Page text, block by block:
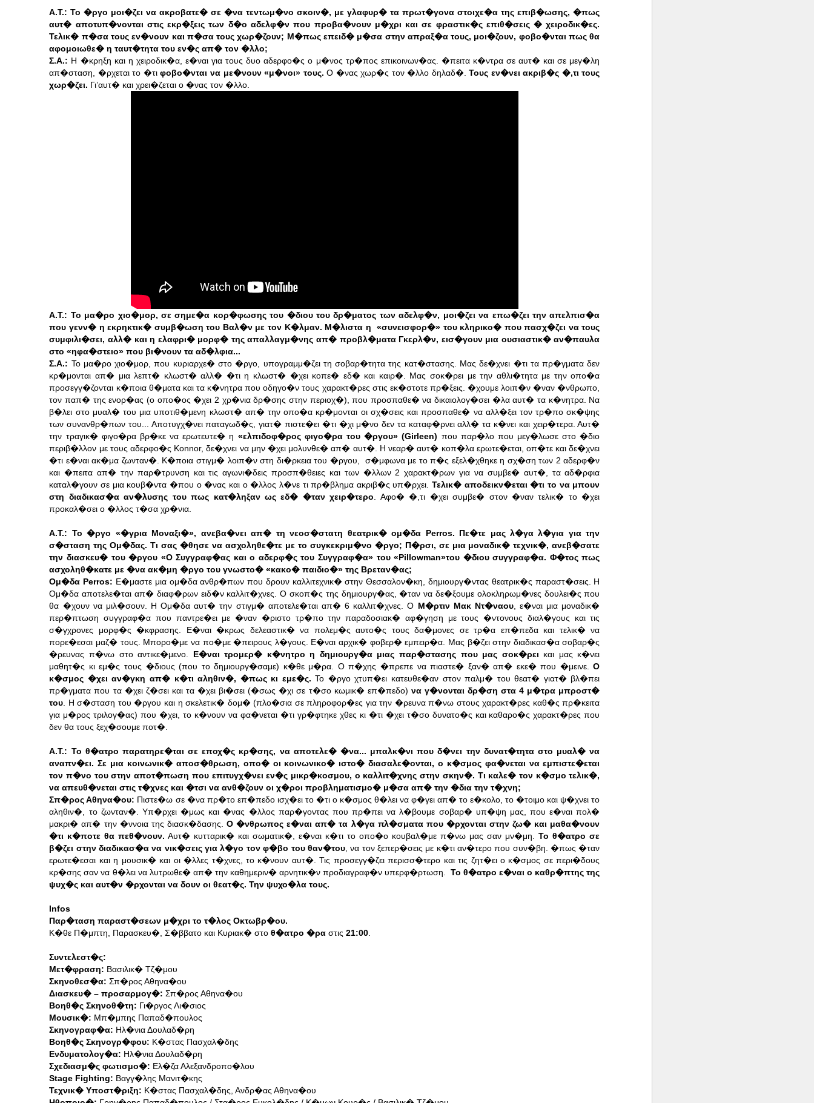
Α.Τ.: Το �ργο μοι�ζει να ακροβατε� σε �να τεντωμ�νο σκοιν�, με γλαφυρ� τα πρωτ�γονα στοιχε�α της επιβ�ωσης, �πως
αυτ� αποτυπ�νονται στις εκρ�ξεις των δ�ο αδελφ�ν που προβα�νουν μ�χρι και σε φραστικ�ς επιθ�σεις � χειροδικ�ες.
Τελικ� π�σα τους εν�νουν και π�σα τους χωρ�ζουν; Μ�πως επειδ� μ�σα στην απραξ�α τους, μοι�ζουν, φοβο�νται πως θα
αφομοιωθε� η ταυτ�τητα του εν�ς απ� τον �λλο;
Σ.Α.: Η �κρηξη και η χειροδικ�α, ε�ναι για τους δυο αδερφο�ς ο μ�νος τρ�πος επικοινων�ας. �πειτα κ�ντρα σε αυτ� και σε μεγ�λη
απ�σταση, �ρχεται το �τιφοβο�νται να με�νουν «μ�νοι» τους. Ο �νας χωρ�ς τον �λλο δηλαδ�.Τους εν�νει ακριβ�ς �,τι τους
χωρ�ζει. Γι’αυτ� και χρει�ζεται ο �νας τον �λλο.
Α.Τ.: Το μα�ρο χιο�μορ, σε σημε�α κορ�φωσης του �διου του δρ�ματος των αδελφ�ν, μοι�ζει να επω�ζει την απελπισ�α
που γενν� η εκρηκτικ� συμβ�ωση του Βαλ�ν με τον Κ�λμαν. Μ�λιστα η
«συνεισφορ�»του κληρικο� που πασχ�ζει να τους
συμφιλι�σει, αλλ� και η ελαφρι� μορφ� της απαλλαγμ�νης απ� προβλ�ματα Γκερλ�ν, εισ�γουν μια ουσιαστικ� αν�παυλα
στο«ηφα�στειο» που βι�νουν τα αδ�λφια...
Σ.Α.: Το μα�ρο χιο�μορ, που κυριαρχε� στο �ργο, υπογραμμ�ζει τη σοβαρ�τητα της κατ�στασης. Μας δε�χνει �τι τα πρ�γματα δεν
κρ�μονται απ� μια λεπτ� κλωστ� αλλ� �τι η κλωστ� �χει κοπε� εδ� και καιρ�. Μας σοκ�ρει με την αθλι�τητα με την οπο�α
προσεγγ�ζονται κ�ποια θ�ματα και τα κ�νητρα που οδηγο�ν τους χαρακτ�ρες στις εκ�στοτε πρ�ξεις. �χουμε λοιπ�ν �ναν �νθρωπο,
τον παπ� της ενορ�ας (ο οπο�ος �χει 2 χρ�νια δρ�σης στην περιοχ�), που προσπαθε� να δικαιολογ�σει �λα αυτ� τα κ�νητρα. Να
β�λει στο μυαλ� του μια υποτιθ�μενη κλωστ� απ� την οπο�α κρ�μονται οι σχ�σεις και προσπαθε� να αλλ�ξει τον τρ�πο σκ�ψης
των συνανθρ�πων του... Αποτυγχ�νει παταγωδ�ς, γιατ� πιστε�ει �τι �χι μ�νο δεν τα καταφ�ρνει αλλ� τα κ�νει και χειρ�τερα. Αυτ�
την τραγικ� φιγο�ρα βρ�κε να ερωτευτε� η «ελπιδοφ�ρος φιγο�ρα του �ργου» (Girleen) που παρ�λο που μεγ�λωσε στο �διο
περιβ�λλον με τους αδερφο�ς Konnor, δε�χνει να μην �χει μολυνθε� απ� αυτ�. Η νεαρ� αυτ� κοπ�λα ερωτε�εται, οπ�τε και δε�χνει
�τι ε�ναι ακ�μα ζωνταν�. Κ�ποια στιγμ� λοιπ�ν στη δι�ρκεια του �ργου, σ�μφωνα με το π�ς εξελ�χθηκε η σχ�ση των 2 αδερφ�ν
και �πειτα απ� την παρ�τρυνση και τις αγωνι�δεις προσπ�θειες και των �λλων 2 χαρακτ�ρων για να συμβε� αυτ�, τα αδ�ρφια
καταλ�γουν σε μια κουβ�ντα �που ο �νας και ο �λλος λ�νε τι πρ�βλημα ακριβ�ς υπ�ρχει.Τελικ� αποδεικν�εται �τι το να μπουν
στη διαδικασ�α αν�λυσης του πως κατ�ληξαν ως εδ� �ταν χειρ�τερο . Αφο� �,τι �χει συμβε� στον �ναν τελικ� το �χει
προκαλ�σει ο �λλος τ�σα χρ�νια.
Α.Τ.: Το �ργο «�γρια Μοναξι�», ανεβα�νει απ� τη νεοσ�στατη θεατρικ� ομ�δα Perros. Πε�τε μας λ�γα λ�για για την
σ�σταση της Ομ�δας. Τι σας �θησε να ασχοληθε�τε με το συγκεκριμ�νο �ργο; Π�ρσι, σε μια μοναδικ� τεχνικ�, ανεβ�σατε
την διασκευ� του �ργου «Ο Συγγραφ�ας και ο αδερφ�ς του Συγγραφ�α» του«Pillowman»του �διου συγγραφ�α. Φ�τος πως
ασχοληθ�κατε με �να ακ�μη �ργο του γνωστο�«κακο� παιδιο�»της Βρεταν�ας;
Ομ�δα Perros: Ε�μαστε μια ομ�δα ανθρ�πων που δρουν καλλιτεχνικ� στην Θεσσαλον�κη, δημιουργ�ντας θεατρικ�ς παραστ�σεις. Η
Ομ�δα αποτελε�ται απ� διαφ�ρων ειδ�ν καλλιτ�χνες. Ο σκοπ�ς της δημιουργ�ας, �ταν να δε�ξουμε ολοκληρωμ�νες δουλει�ς που
θα �χουν να μιλ�σουν. Η Ομ�δα αυτ� την στιγμ� αποτελε�ται απ� 6 καλλιτ�χνες.Ο Μ�ρτιν Μακ Ντ�ναου, ε�ναι μια μοναδικ�
περ�πτωση συγγραφ�α που παντρε�ει με �ναν �ριστο τρ�πο την παραδοσιακ� αφ�γηση με τους �ντονους διαλ�γους και τις
σ�γχρονες μορφ�ς �κφρασης. Ε�ναι �κρως δελεαστικ� να πολεμ�ς αυτο�ς τους δα�μονες σε τρ�α επ�πεδα και τελικ� να
πορε�εσαι μαζ� τους. Μπορο�με να πο�με �πειρους λ�γους. Ε�ναι αρχικ� φοβερ� εμπειρ�α. Μας β�ζει στην διαδικασ�α σοβαρ�ς
�ρευνας π�νω στο αντικε�μενο. Ε�ναι τρομερ� κ�νητρο η δημιουργ�α μιας παρ�στασης που μας σοκ�ρει και μας κ�νει
μαθητ�ς κι εμ�ς τους �διους (που το δημιουργ�σαμε) κ�θε μ�ρα. Ο π�χης �πρεπε να πιαστε� ξαν� απ� εκε� που �μεινε.Ο
κ�σμος �χει αν�γκη απ� κ�τι αληθιν�, �πως κι εμε�ς.Το �ργο χτυπ�ει κατευθε�αν στον παλμ� του θεατ� γιατ� βλ�πει
πρ�γματα που τα �χει ζ�σει και τα �χει βι�σει (�σως �χι σε τ�σο κωμικ� επ�πεδο) να γ�νονται δρ�ση στα 4 μ�τρα μπροστ�
του . Η σ�σταση του �ργου και η σκελετικ� δομ� (πλο�σια σε πληροφορ�ες για την �ρευνα π�νω στους χαρακτ�ρες καθ�ς πρ�κειτα
για μ�ρος τριλογ�ας) που �χει, το κ�νουν να φα�νεται �τι γρ�φτηκε χθες κι �τι �χει τ�σο δυνατο�ς και καθαρο�ς χαρακτ�ρες που
δεν θα τους ξεχ�σουμε ποτ�.
Α.Τ.: Το θ�ατρο παρατηρε�ται σε εποχ�ς κρ�σης, να αποτελε� �να... μπαλκ�νι που δ�νει την δυνατ�τητα στο μυαλ� να
αναπν�ει. Σε μια κοινωνικ� αποσ�θρωση, οπο� οι κοινωνικο� ιστο� διασαλε�ονται, ο κ�σμος φα�νεται να εμπιστε�εται
τον π�νο του στην αποτ�πωση που επιτυγχ�νει εν�ς μικρ�κοσμου, ο καλλιτ�χνης στην σκην�. Τι καλε� τον κ�σμο τελικ�,
να απευθ�νεται στις τ�χνες και �τσι να ανθ�ζουν οι χ�ροι προβληματισμο� μ�σα απ� την �δια την τ�χνη;
Σπ�ρος Αθηνα�ου: Πιστε�ω σε �να πρ�το επ�πεδο ισχ�ει το �τι ο κ�σμος θ�λει να φ�γει απ� το ε�κολο, το �τοιμο και ψ�χνει το
αληθιν�, το ζωνταν�. Υπ�ρχει �μως και �νας �λλος παρ�γοντας που πρ�πει να λ�βουμε σοβαρ� υπ�ψη μας, που ε�ναι πολ�
μακρι� απ� την �ννοια της διασκ�δασης.Ο �νθρωπος ε�ναι απ� τα λ�γα πλ�σματα που �ρχονται στην ζω� και μαθα�νουν
�τι κ�ποτε θα πεθ�νουν. Αυτ� κυτταρικ� και σωματικ�, ε�ναι κ�τι το οπο�ο κουβαλ�με π�νω μας σαν μν�μη.Το θ�ατρο σε
β�ζει στην διαδικασ�α να νικ�σεις για λ�γο τον φ�βο του θαν�του, να τον ξεπερ�σεις με κ�τι αν�τερο που συν�βη. �πως �ταν
ερωτε�εσαι και η μουσικ� και οι �λλες τ�χνες, το κ�νουν αυτ�. Τις προσεγγ�ζει περισσ�τερο και τις ζητ�ει ο κ�σμος σε περι�δους
κρ�σης σαν να θ�λει να λυτρωθε� απ� την καθημεριν� αρνητικ�ν προδιαγραφ�ν υπερφ�ρτωση.Το θ�ατρο ε�ναι ο καθρ�πτης της
ψυχ�ς και αυτ�ν �ρχονται να δουν οι θεατ�ς. Την ψυχο�λα τους.
Infos
Παρ�ταση παραστ�σεων μ�χρι το τ�λος Οκτωβρ�ου.
Κ�θε Π�μπτη, Παρασκευ�, Σ�ββατο και Κυριακ� στο θ�ατρο �ρα στις21:00
Συντελεστ�ς:
Μετ�φραση: Βασιλικ� Τζ�μου
Σκηνοθεσ�α: Σπ�ρος Αθηνα�ου
Διασκευ� – προσαρμογ�: Σπ�ρος Αθηνα�ου
Βοηθ�ς Σκηνοθ�τη: Γι�ργος Λι�σιος
Μουσικ�: Μπ�μπης Παπαδ�πουλος
Σκηνογραφ�α: Ηλ�νια Δουλαδ�ρη
Βοηθ�ς Σκηνογρ�φου: Κ�στας Πασχαλ�δης
Ενδυματολογ�α: Ηλ�νια Δουλαδ�ρη
Σχεδιασμ�ς φωτισμο�: Ελ�ζα Αλεξανδροπο�λου
Stage Fighting: Bαγγ�λης Μανιτ�κης
Τεχνικ� Υποστ�ριξη: Κ�στας Πασχαλ�δης, Ανδρ�ας Αθηνα�ου